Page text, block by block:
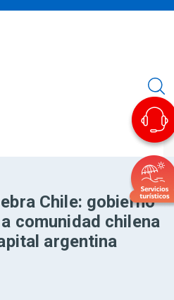
Chile: gobierno
comunidad chilena
argentina